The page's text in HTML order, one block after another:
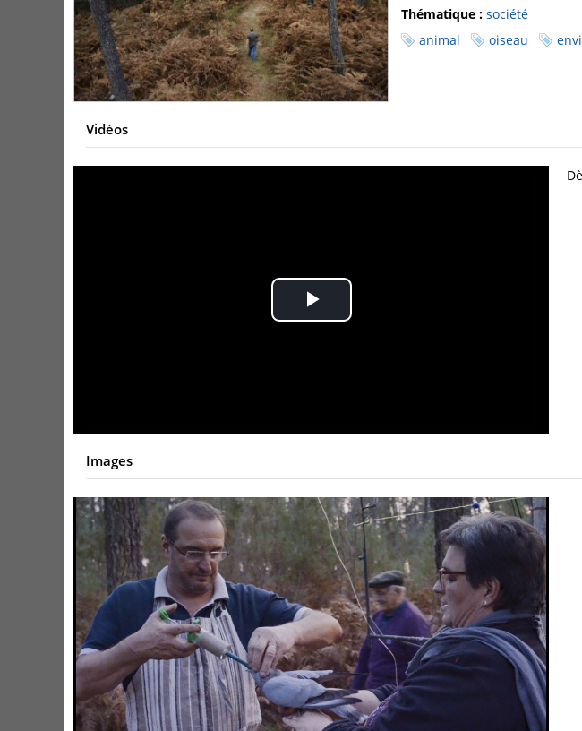
Thématique : société
animal
oiseau
Vidéos
Play
Images